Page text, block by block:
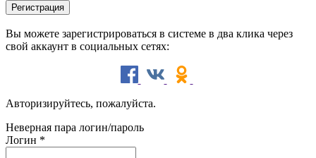
Вы можете зарегистрироваться в системе в два клика через
свой аккаунт в социальных сетях:
Авторизируйтесь, пожалуйста.
Неверная пара логин/пароль
Логин *